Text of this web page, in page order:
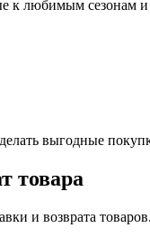
к любимым сезонам
выгодные
товара
и возврата